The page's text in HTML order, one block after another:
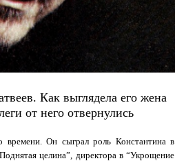
Как выглядела его жена
от него отвернулись
времени. Он сыграл роль Константина в
целина”, директора в“Укрощение